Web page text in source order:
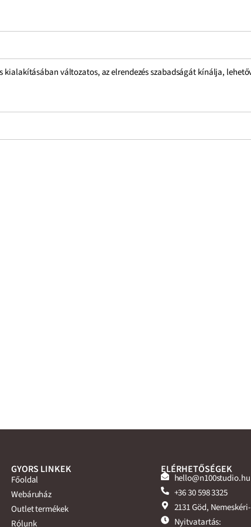
változatos, az elrendezés szabadságát kínálja,
GYORS LINKEK
Főoldal
Webáruház
Outlet termékek
Rólunk
ELÉRHETŐSÉGEK
hello@n100studio.hu
+36 30 598 3325
2131 Göd,
Nyitvatartás: